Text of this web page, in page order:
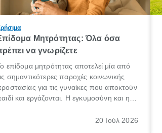
Μητρότητας: Όλα όσα
να γνωρίζετε
επίδομα μητρότητας αποτελεί μία από
σημαντικότερες παροχές κοινωνικής
για τις γυναίκες που αποκτούν
και εργάζονται. Η εγκυμοσύνη και η
σημαντική περίοδος στη ζωή κάθε20 Ιούλ 2026